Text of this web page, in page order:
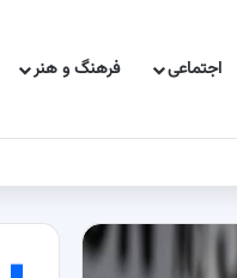
اجتماعی فرهنگ و هنر